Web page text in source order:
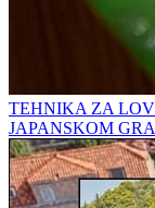
TEHNIKA ZA
JAPANSKOM